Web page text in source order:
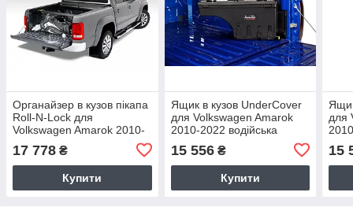
Органайзер в кузов пікапа
Roll-N-Lock для
Volkswagen Amarok 2010-
17 778 ₴
Купити
Ящик в кузов UnderCover
для Volkswagen Amarok
2010-2022 водійська
15 556₴
Купити
для
15